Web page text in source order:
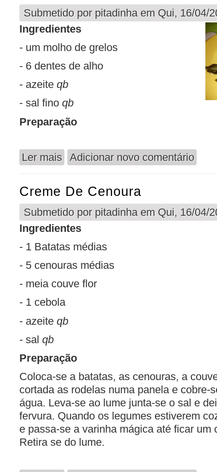
Submetido por pitadinha em Qui, 16/04/
Ingredientes
- um molho de grelos
- 6 dentes de alho
- azeite qb
- sal fino qb
Preparação
Ler mais acerca de Grelos em Azeite
Adicionar novo comentário
Creme De Cenoura
Submetido por pitadinha em Qui, 16/04/
Ingredientes
- 1 Batatas médias
- 5 cenouras médias
- meia couve flor
- 1 cebola
- azeite qb
- sal qb
Preparação
Coloca-se a batatas, as cenouras, a
cortada as rodelas numa panela e cobre-
água. Leva-se ao lume junta-se o sal e
fervura. Quando os legumes estiverem
e passa-se a varinha mágica até ficar um
Retira se do lume.